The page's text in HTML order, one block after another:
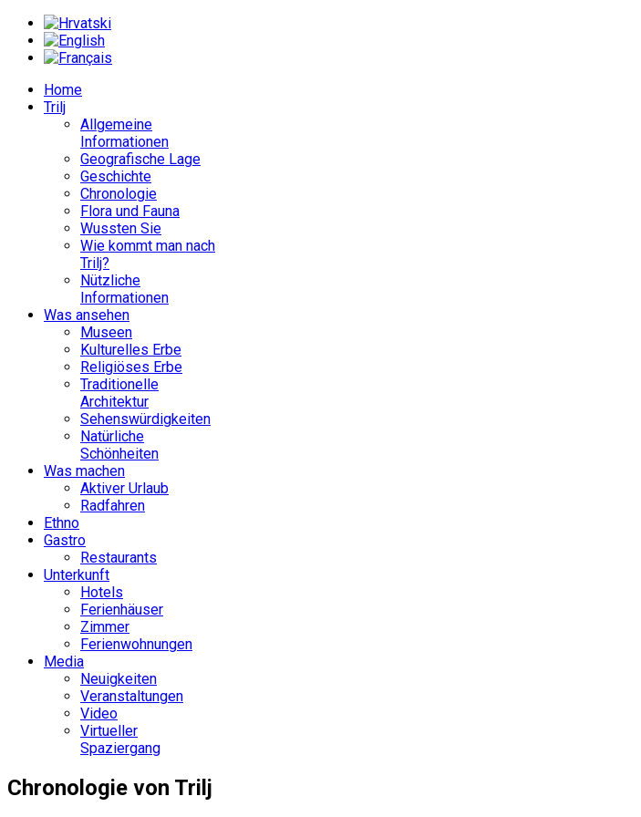
Home
Trilj
Allgemeine
Informationen
Geografische Lage
Geschichte
Chronologie
Flora und Fauna
Wussten Sie
Wie kommt man nach
Trilj?
Nützliche
Informationen
Was ansehen
Museen
Kulturelles Erbe
Religiöses Erbe
Traditionelle
Architektur
Sehenswürdigkeiten
Natürliche
Schönheiten
Was machen
Aktiver Urlaub
Radfahren
Ethno
Gastro
Restaurants
Unterkunft
Hotels
Ferienhäuser
Zimmer
Ferienwohnungen
Media
Neuigkeiten
Veranstaltungen
Video
Virtueller
Spaziergang
Chronologie von Trilj